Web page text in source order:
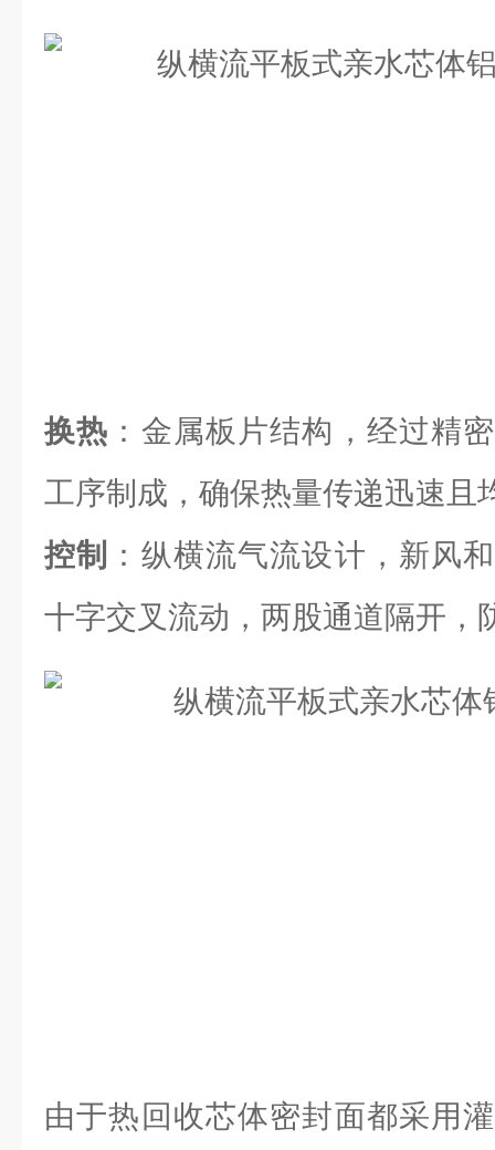
换热 ：金属板片结构，经过精
工序制成，确保热量传递迅速且
控制
：纵横流气流设计，新风
十字交叉流动，两股通道隔开，
由于热回收芯体密封面都采用